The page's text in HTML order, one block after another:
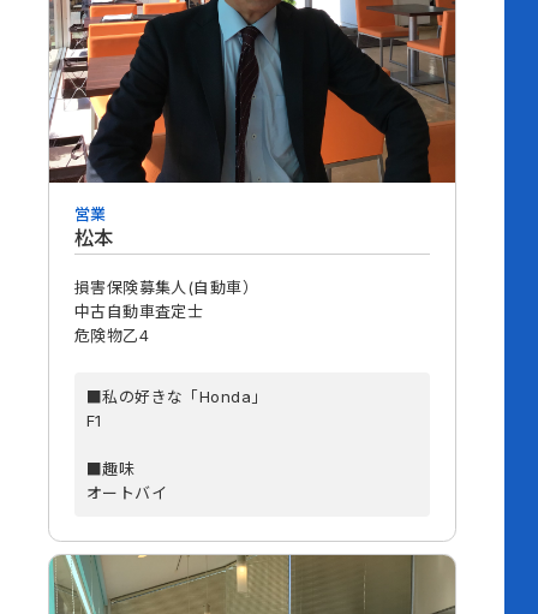
営業
松本
損害保険募集人(自動車）
中古自動車査定士
危険物乙4
■私の好きな「Honda」
F1
■趣味
オートバイ